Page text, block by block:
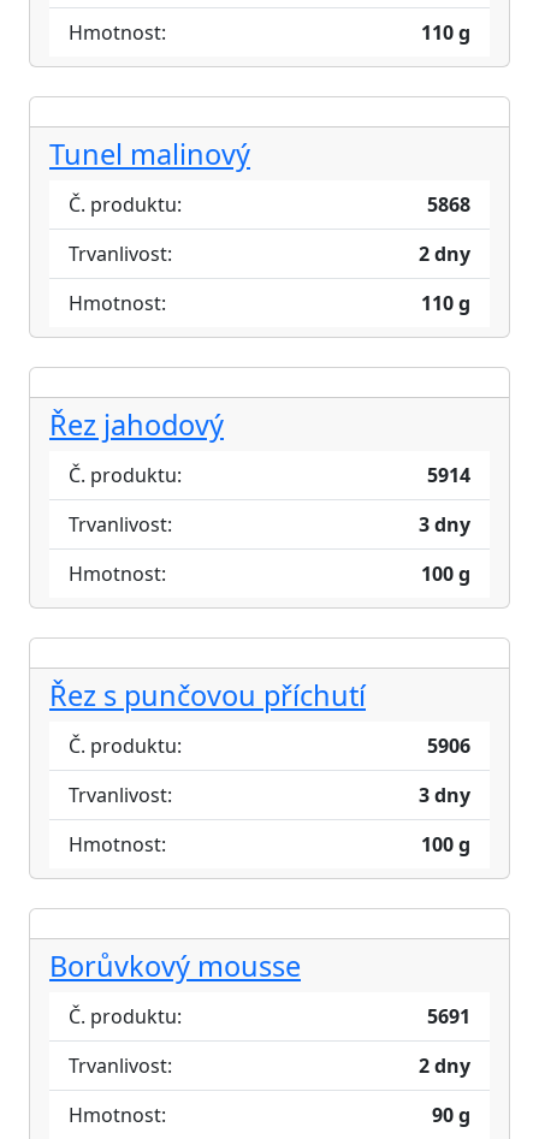
Hmotnost:
110 g
Tunel malinový
Č. produktu:
5868
Trvanlivost:
2 dny
Hmotnost:
110 g
Řez jahodový
Č. produktu:
5914
Trvanlivost:
3 dny
Hmotnost:
100 g
Řez s punčovou příchutí
Č. produktu:
5906
Trvanlivost:
3 dny
Hmotnost:
100 g
Borůvkový mousse
Č. produktu:
5691
Trvanlivost:
2 dny
Hmotnost:
90 g